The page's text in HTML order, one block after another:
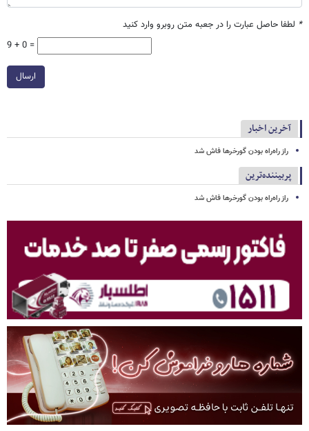
* لطفا حاصل عبارت را در جعبه متن روبرو وارد کنید
9 + 0 =
ارسال
آخرین اخبار
راز راه‌راه بودن گورخرها فاش شد
پربیننده‌ترین
راز راه‌راه بودن گورخرها فاش شد